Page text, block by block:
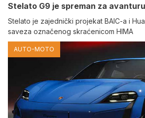
Stelato G9 je spreman za avanturu
Stelato je zajednički projekat BAIC-a i
saveza označenog skraćenicom HIMA
AUTO-MOTO